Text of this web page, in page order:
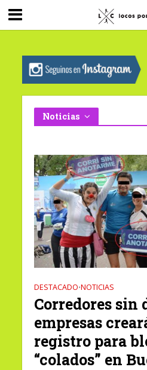
G-0X2PD3RFLV
Noticias
DESTACADO•NOTICIAS
Corredores sin
empresas
registro para
“colados” en